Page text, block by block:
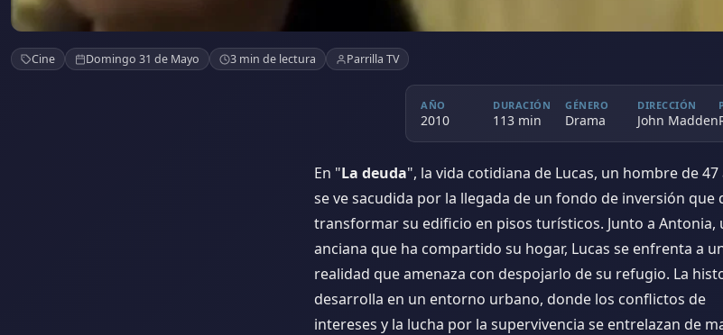
La deuda
Cine Domingo 31 de Mayo 3 min de lectura Parrilla TV
AÑO
2010
DURACIÓN
113 min
GÉNERO
Drama
DIRECCIÓN
John Madden
En "La deuda", la vida cotidiana de Lucas, un hombre de 47
se ve sacudida por la llegada de un fondo de inversión que
transformar su edificio en pisos turísticos. Junto a Antonia,
anciana que ha compartido su hogar, Lucas se enfrenta a
realidad que amenaza con despojarlo de su refugio. La
desarrolla en un entorno urbano, donde los conflictos de
intereses y la lucha por la supervivencia se entrelazan de